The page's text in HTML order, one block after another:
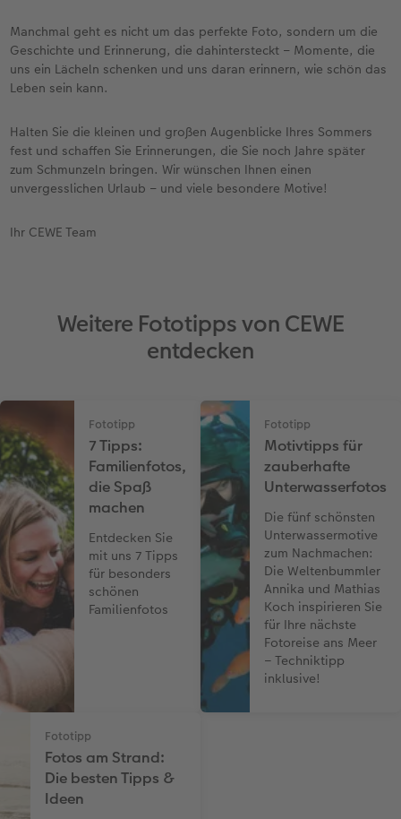
Manchmal geht es nicht um das perfekte Foto, sondern um die
Geschichte und Erinnerung, die dahintersteckt – Momente, die
uns ein Lächeln schenken und uns daran erinnern, wie schön das
Leben sein kann.
Halten Sie die kleinen und großen Augenblicke Ihres Sommers
fest und schaffen Sie Erinnerungen, die Sie noch Jahre später
zum Schmunzeln bringen. Wir wünschen Ihnen einen
unvergesslichen Urlaub – und viele besondere Motive!
Ihr CEWE Team
Weitere Fototipps von CEWE
entdecken
Fototipp
7 Tipps:
Familienfotos,
die Spaß
machen
Entdecken Sie
mit uns 7 Tipps
für besonders
schönen
Familienfotos
Fototipp
Motivtipps für
zauberhafte
Unterwasserfotos
Die fünf schönsten
Unterwassermotive
zum Nachmachen:
Die Weltenbummler
Annika und Mathias
Koch inspirieren Sie
für Ihre nächste
Fotoreise ans Meer
– Techniktipp
inklusive!
Fototipp
Fotos am Strand:
Die besten Tipps &
Ideen